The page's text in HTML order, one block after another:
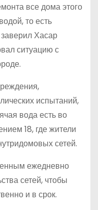
все дома этого
то есть
Хасар
ситуацию с
испытаний,
вода есть во
18, где жители
сетей.
ежедневно
сетей, чтобы
и в срок.